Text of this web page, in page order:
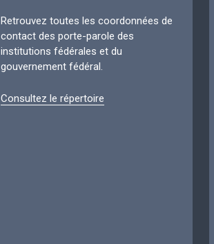
Retrouvez toutes les coordonnées de
contact des porte-parole des
institutions fédérales et du
gouvernement fédéral.
Consultez le répertoire